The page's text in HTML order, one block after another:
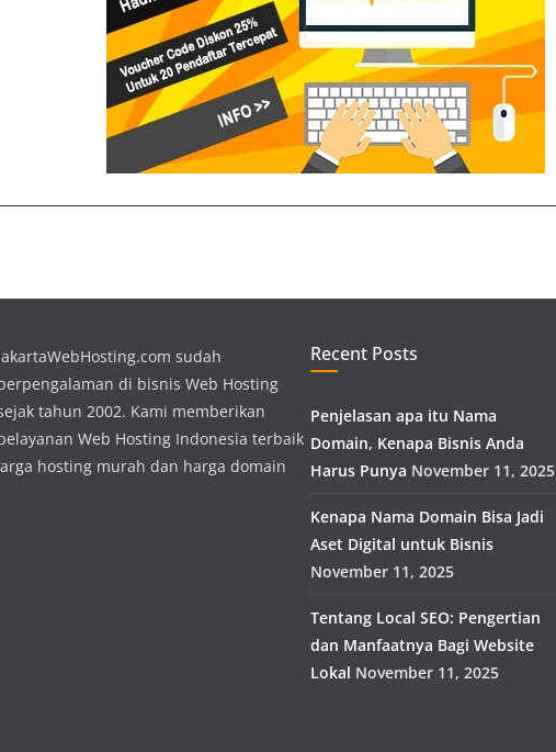
sudah
di bisnis Web Hosting
tahun 2002. Kami memberikan
Web Hosting Indonesia terbaik
hosting murah dan harga domain
Recent Posts
Penjelasan apa itu Nama
Domain, Kenapa Bisnis Anda
Harus Punya November 11, 2025
Kenapa Nama Domain Bisa Jadi
Aset Digital untuk Bisnis
November 11, 2025
Tentang Local SEO: Pengertian
dan Manfaatnya Bagi Website
Lokal November 11, 2025